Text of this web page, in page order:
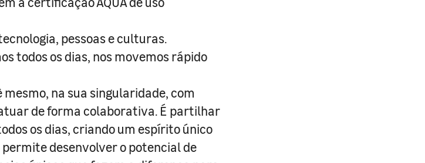
pessoas e culturas.
todos os dias, nos movemos rápido
mesmo, na sua singularidade, com
de forma colaborativa. É partilhar
os dias, criando um espírito único
desenvolver o potencial de